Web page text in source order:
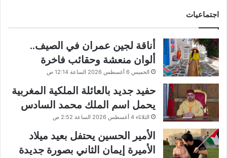
اجتماعيات
أناقة لجين عمران في الصيف..
ألوان منعشة وحقائب فاخرة
الخميس 6 أغسطس 2026 الساعة 12:14 ص
حفيد جديد بالعائلة الملكية المغربية
يحمل اسم الملك محمد السادس
الثلاثاء 4 أغسطس 2026 الساعة 2:52 ص
الأمير الحسين يحتفل بعيد ميلاد
الأميرة إيمان الثاني بصورة جديدة